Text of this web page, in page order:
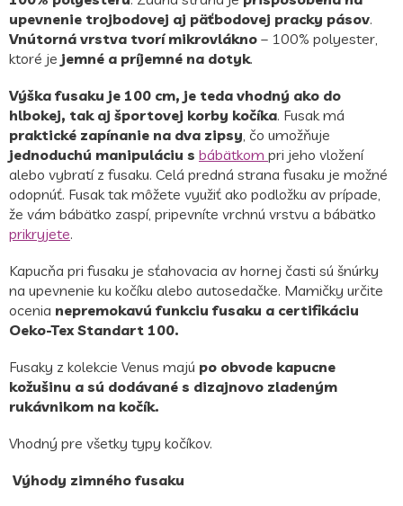
upevnenie trojbodovej aj päťbodovej pracky pásov.
Vnútorná vrstva tvorí mikrovlákno – 100% polyester,
ktoré je jemné a príjemné na dotyk.
Výška fusaku je 100 cm, je teda vhodný ako do
hlbokej, tak aj športovej korby kočíka. Fusak má
praktické zapínanie na dva zipsy , čo umožňuje
jednoduchú manipuláciu s bábätkom pri jeho vložení
alebo vybratí z fusaku. Celá predná strana fusaku je možné
odopnúť. Fusak tak môžete využiť ako podložku av prípade,
že vám bábätko zaspí, pripevníte vrchnú vrstvu a bábätko
prikryjete.
Kapucňa pri fusaku je sťahovacia av hornej časti sú šnúrky
na upevnenie ku kočíku alebo autosedačke. Mamičky určite
ocenia nepremokavú funkciu fusaku a certifikáciu
Oeko-Tex Standart 100.
Fusaky z kolekcie Venus majú po obvode kapucne
kožušinu a sú dodávané s dizajnovo zladeným
rukávnikom na kočík.
Vhodný pre všetky typy kočíkov.
Výhody zimného fusaku